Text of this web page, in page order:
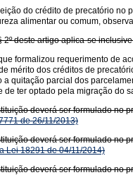
do crédito de precatório no
alimentar ou comum,
2º deste artigo aplica-se
formalizou requerimento de
mérito dos créditos de
a quitação parcial dos
de ter optado pela migração do
deverá ser formulado no
de 26/11/2013)
deverá ser formulado no
Lei 18291 de 04/11/2014)
deverá ser formulado no